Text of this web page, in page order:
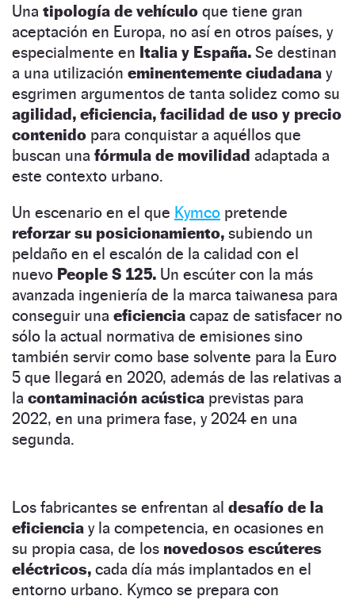
Una tipología de vehículo que tiene gran
aceptación en Europa, no así en otros países, y
especialmente en Italia y España. Se destinan
a una utilización eminentemente ciudadana y
esgrimen argumentos de tanta solidez como su
agilidad, eficiencia, facilidad de uso y precio
contenido para conquistar a aquéllos que
buscan una fórmula de movilidad adaptada a
este contexto urbano.
Un escenario en el que Kymco pretende
reforzar su posicionamiento, subiendo un
peldaño en el escalón de la calidad con el
nuevo People S 125. Un escúter con la más
avanzada ingeniería de la marca taiwanesa para
conseguir una eficiencia capaz de satisfacer no
sólo la actual normativa de emisiones sino
también servir como base solvente para la Euro
5 que llegará en 2020, además de las relativas a
la contaminación acústica previstas para
2022, en una primera fase, y 2024 en una
segunda.
Los fabricantes se enfrentan al desafío de la
eficiencia y la competencia, en ocasiones en
su propia casa, de los novedosos escúteres
eléctricos, cada día más implantados en el
entorno urbano. Kymco se prepara con